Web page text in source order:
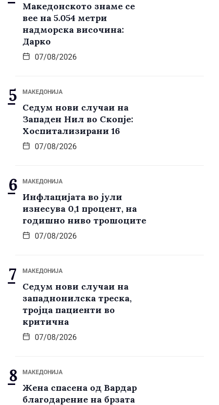
Македонското знаме се
вее на 5.054 метри
надморска височина:
Дарко
07/08/2026
МАКЕДОНИЈА
Седум нови случаи на
Западен Нил во Скопје:
Хоспитализирани 16
07/08/2026
МАКЕДОНИЈА
Инфлацијата во јули
изнесува 0,1 процент, на
годишно ниво трошоците
07/08/2026
МАКЕДОНИЈА
Седум нови случаи на
западнонилска треска,
тројца пациенти во
критична
07/08/2026
МАКЕДОНИЈА
Жена спасена од Вардар
благодарение на брзата